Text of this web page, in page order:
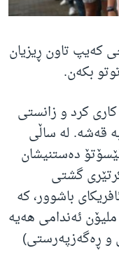
کەیپ تاون ڕیزیان
بکەن.
کرد و زانستی
لە ساڵی 1961 بوو بە قەشە. لە ساڵی
دەستنیشان
سکرتێری گشتی
باشوور، کە
گروپێکی زۆر کاریگەرەو نزیکەی 15 ملیۆن ئەندامی هەیە
و ڕەگەزپەرستی)